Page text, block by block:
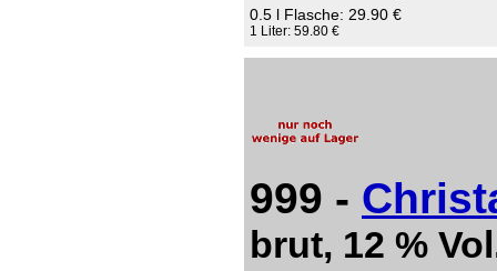
0.5 l Flasche: 29.90 €
1 Liter: 59.80 €
999 -
brut, 12 %